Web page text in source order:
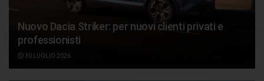
Nuovo Dacia Striker: per nuovi clienti privati e
professionisti
30 LUGLIO 2026